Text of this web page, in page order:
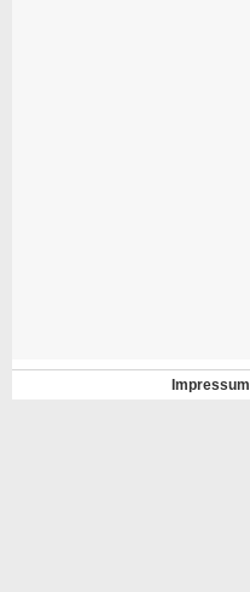
Impressum